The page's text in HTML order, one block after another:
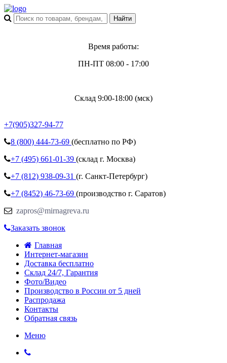
Время работы:
ПН-ПТ 08:00 - 17:00
Склад 9:00-18:00 (мск)
+7(905)327-94-77
8 (800) 444-73-69 (бесплатно по РФ)
+7 (495) 661-01-39 (склад г. Москва)
+7 (812) 938-09-31 (г. Санкт-Петербург)
+7 (8452) 46-73-69 (производство г. Саратов)
zapros@mirnagreva.ru
Заказать звонок
Главная
Интернет-магазин
Доставка бесплатно
Склад 24/7, Гарантия
Фото/Видео
Производство в России от 5 дней
Распродажа
Контакты
Обратная связь
Меню